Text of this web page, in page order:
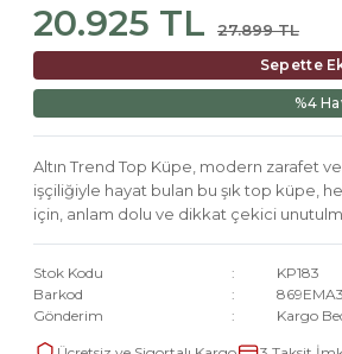
20.925 TL 27.899 TL
Sepette
%4
Altın Trend Top Küpe, modern zarafet ve
işçiliğiyle hayat bulan bu şık top küpe,
için, anlam dolu ve dikkat çekici
Stok Kodu
KP183
Barkod
Gönderim
Kargo